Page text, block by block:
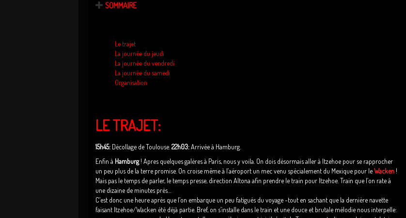
SOMMAIRE
Le trajet
La journée du jeudi
La journée du vendredi
La journée du samedi
Organisation
LE TRAJET:
15h45: Décollage de Toulouse. 22h03:Arrivée à Hamburg.
Enfin à Hamburg! Apres quelques galères à Paris, nous y voila. On dois désormais aller à Itzehoe pour se rapprocher
un peu plus de la terre promise. On croise même à l’aéroport un mec venu spécialement du Mexique pour leWacken !
Mais pas le temps de parler, le temps presse, direction Altona afin prendre le train pour Itzehoe. Train que l’on rate à
une dizaine de minutes près…
C’est donc une heure après que l’on embarque un peu fatigués du voyage -tout en sachant que la dernière navette
faisant Itzehoe/Wacken été déjà partie. Bref, on s’installe dans le train et une douce et brutale mélodie nous interpelle: